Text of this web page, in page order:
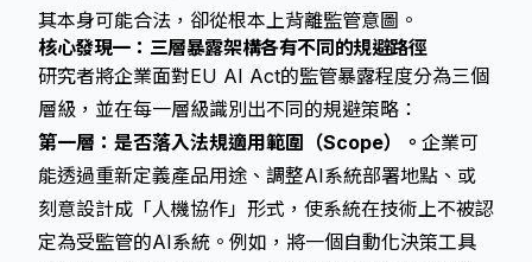
其本身可能合法，卻從根本上背離監管意圖。
核心發現一：三層暴露架構各有不同的規避路徑
研究者將企業面對EU AI Act的監管暴露程度分為三個
層級，並在每一層級識別出不同的規避策略：
第一層：是否落入法規適用範圍（Scope）。 企業可
能透過重新定義產品用途、調整AI系統部署地點、或
刻意設計成「人機協作」形式，使系統在技術上不被認
定為受監管的AI系統。例如，將一個自動化決策工具